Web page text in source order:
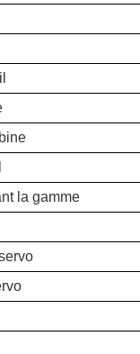
la gamme